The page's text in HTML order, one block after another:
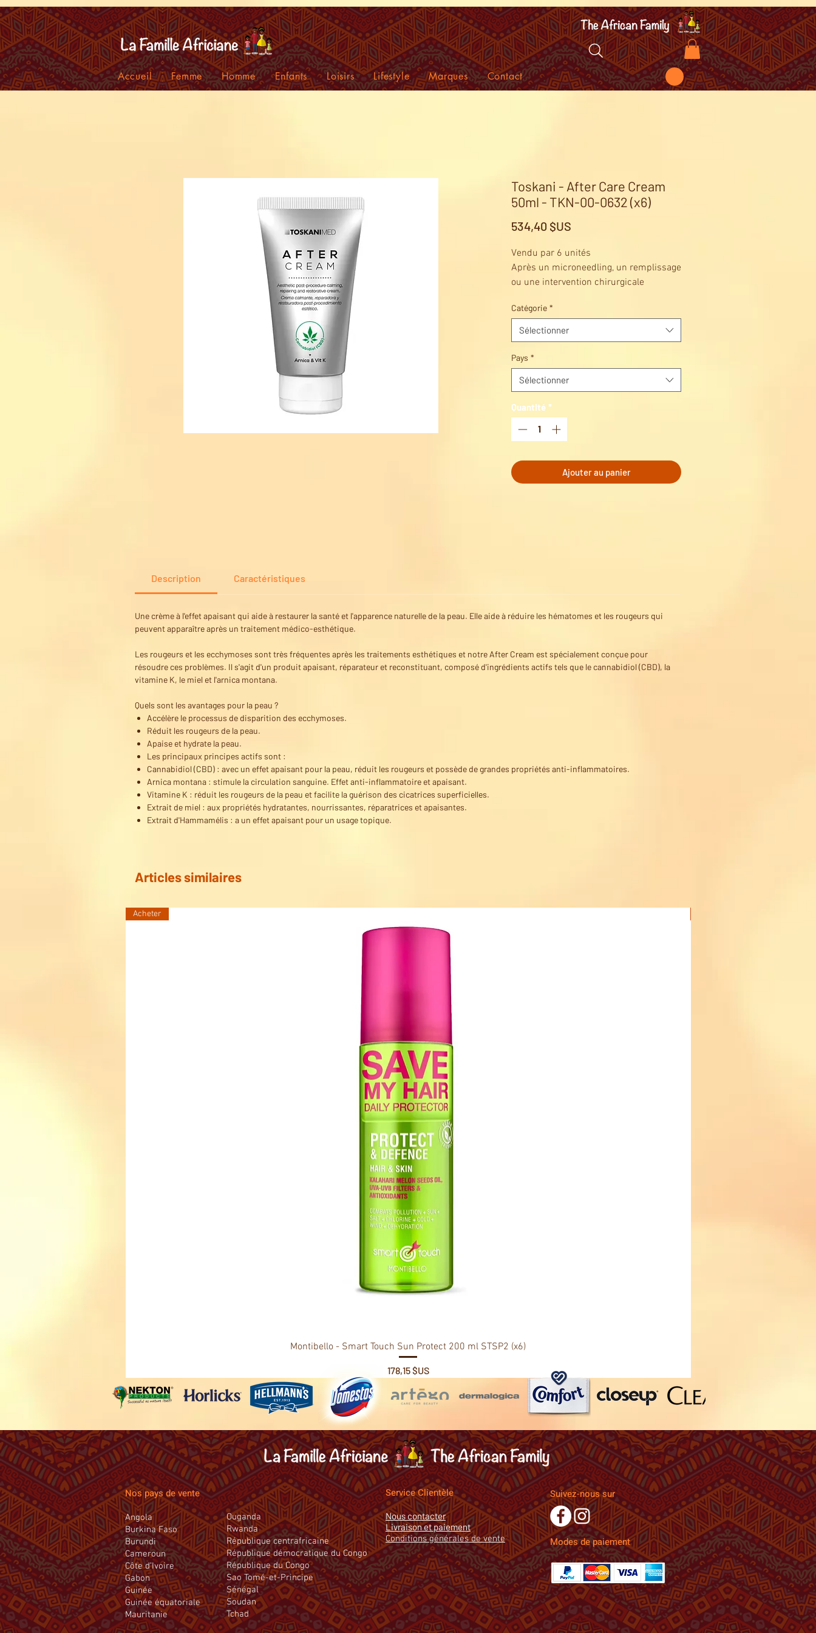
Accueil Femme Homme Enfants Loisirs Lifestyle Marques Contact
Toskani - After Care Cream
50ml - TKN-00-0632 (x6)
534,40 $US
Vendu par 6 unités
Après un microneedling, un remplissage
ou une intervention chirurgicale
After Cream.
Catégorie *
Sélectionner
Pays *
Sélectionner
Quantité *
Ajouter au panier
Description Caractéristiques
Une crème à l'effet apaisant qui aide à restaurer la santé et l'apparence naturelle de la peau. Elle aide à réduire les hématomes et les rougeurs qui
peuvent apparaître après un traitement médico-esthétique.
Les rougeurs et les ecchymoses sont très fréquentes après les traitements esthétiques et notre After Cream est spécialement conçue pour
résoudre ces problèmes. Il s'agit d'un produit apaisant, réparateur et reconstituant, composé d'ingrédients actifs tels que le cannabidiol (CBD), la
vitamine K, le miel et l'arnica montana.
Quels sont les avantages pour la peau ?
Accélère le processus de disparition des ecchymoses.
Réduit les rougeurs de la peau.
Apaise et hydrate la peau.
Les principaux principes actifs sont :
Cannabidiol (CBD) : avec un effet apaisant pour la peau, réduit les rougeurs et possède de grandes propriétés anti-inflammatoires.
Arnica montana : stimule la circulation sanguine. Effet anti-inflammatoire et apaisant.
Vitamine K : réduit les rougeurs de la peau et facilite la guérison des cicatrices superficielles.
Extrait de miel : aux propriétés hydratantes, nourrissantes, réparatrices et apaisantes.
Extrait d'Hammamélis : a un effet apaisant pour un usage topique.
Articles similaires
Acheter
Montibello - Smart Touch Sun Protect 200 ml STSP2 (x6)
Prix
178,15 $US
Nos pays de vente
Angola
Burkina Faso
Burundi
Cameroun
Côte d’Ivoire
Gabon
Guinée
Guinée équatoriale
Mauritanie
Ouganda
Rwanda
République centrafricaine
République démocratique du Congo
République du Congo
Sao Tomé-et-Principe
Sénégal
Soudan
Tchad
Service Clientèle
Nous contacter
Livraison et paiement
Conditions générales de vente
Suivez-nous sur
Modes de paiement